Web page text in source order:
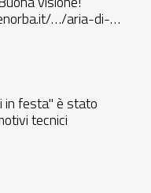
…/aria-di-
in festa" è stato
tecnici